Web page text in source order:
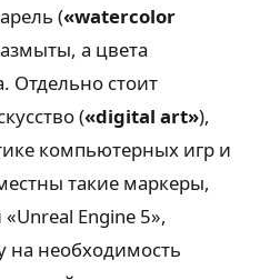
(«watercolor
а цвета
Отдельно стоит
(«digital art»),
компьютерных игр и
такие маркеры,
Engine 5»,
необходимость